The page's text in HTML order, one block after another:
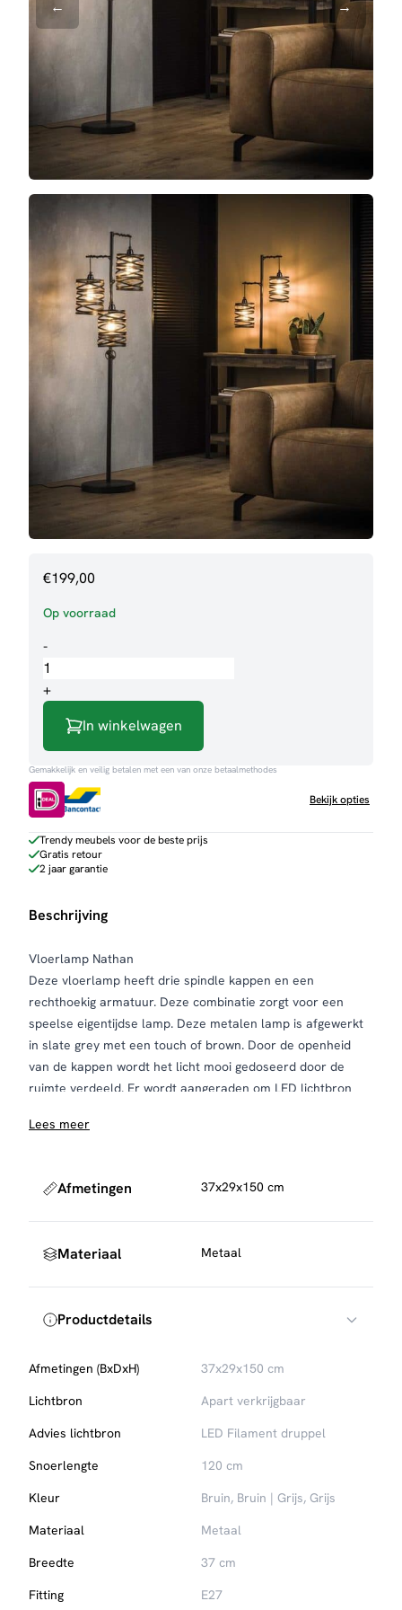
€199,00
Op voorraad
-Vloerlamp
Nathan
aantal
+
In winkelwagen
Gemakkelijk en veilig betalen met een van onze betaalmethodes
Bekijk opties
Trendy meubels voor de beste prijs
Gratis retour
2 jaar garantie
Beschrijving
Vloerlamp Nathan
Deze vloerlamp heeft drie spindle kappen en een
rechthoekig armatuur. Deze combinatie zorgt voor een
speelse eigentijdse lamp. Deze metalen lamp is afgewerkt
in slate grey met een touch of brown. Door de openheid
van de kappen wordt het licht mooi gedoseerd door de
ruimte verdeeld. Er wordt aangeraden om LED lichtbron
serie bestaande uit een tafellamp, een hanglamp en een
Lees meer
Afmetingen 37x29x150 cm
Materiaal Metaal
Productdetails
Afmetingen (BxDxH)
37x29x150 cm
Lichtbron
Apart verkrijgbaar
Advies lichtbron
LED Filament druppel
Snoerlengte
120 cm
Kleur
Bruin, Bruin | Grijs, Grijs
Materiaal
Metaal
Breedte
37 cm
Fitting
E27